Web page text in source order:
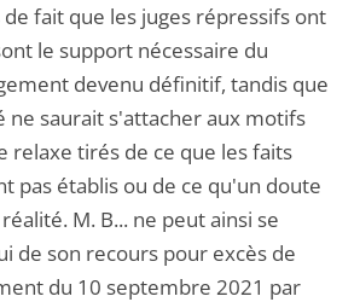
fait que les juges répressifs ont
le support nécessaire du
devenu définitif, tandis que
ne saurait s'attacher aux motifs
relaxe tirés de ce que les faits
pas établis ou de ce qu'un doute
M. B... ne peut ainsi se
de son recours pour excès de
du 10 septembre 2021 par